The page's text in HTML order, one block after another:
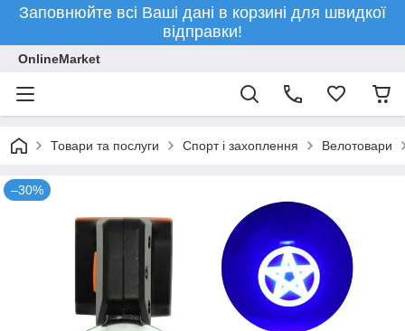
Заповнюйте всі Ваші дані в корзині для швидкої
відправки!
OnlineMarket
Товари та послуги Спорт і захоплення Велотовари
–30%